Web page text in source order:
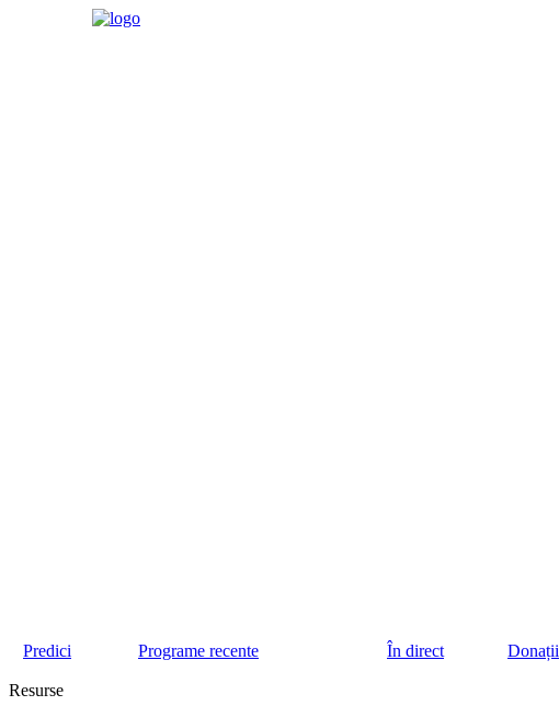
Predici Programe recente În direct Donații
Resurse